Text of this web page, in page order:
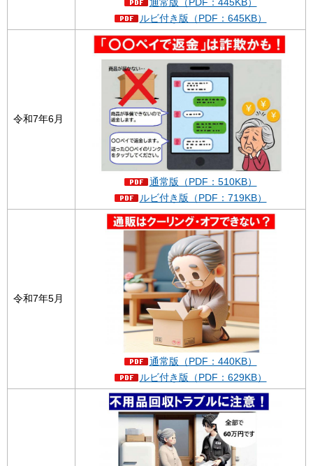
ルビ付き版（PDF：645KB）
令和7年6月
通常版（PDF：510KB）
ルビ付き版（PDF：719KB）
令和7年5月
通常版（PDF：440KB）
ルビ付き版（PDF：629KB）